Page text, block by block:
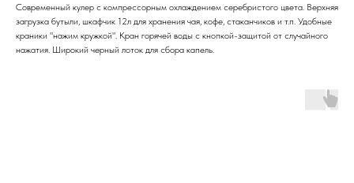
Современный кулер с компрессорным охлаждением серебристого цвета. Верхняя
загрузка бутыли, шкафчик 12л для хранения чая, кофе, стаканчиков и т.п. Удобные
краники "нажим кружкой". Кран горячей воды с кнопкой-защитой от случайного
нажатия. Широкий черный лоток для сбора капель.